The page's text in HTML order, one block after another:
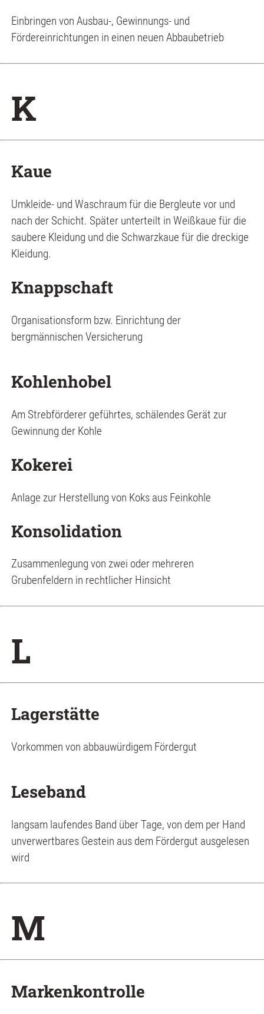
Einbringen von Ausbau-, Gewinnungs- und
Fördereinrichtungen in einen neuen Abbaubetrieb
K
Kaue
Umkleide- und Waschraum für die Bergleute vor und
nach der Schicht. Später unterteilt in Weißkaue für die
saubere Kleidung und die Schwarzkaue für die dreckige
Kleidung.
Knappschaft
Organisationsform bzw. Einrichtung der
bergmännischen Versicherung
Kohlenhobel
Am Strebförderer geführtes, schälendes Gerät zur
Gewinnung der Kohle
Kokerei
Anlage zur Herstellung von Koks aus Feinkohle
Konsolidation
Zusammenlegung von zwei oder mehreren
Grubenfeldern in rechtlicher Hinsicht
L
Lagerstätte
Vorkommen von abbauwürdigem Fördergut
Leseband
langsam laufendes Band über Tage, von dem per Hand
unverwertbares Gestein aus dem Fördergut ausgelesen
wird
M
Markenkontrolle